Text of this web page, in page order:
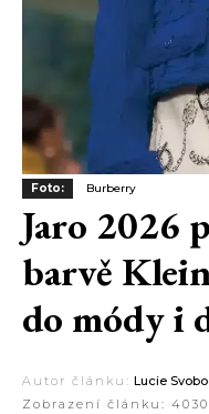
Foto: Burberry
Jaro 2026
barvě
do módy i
Autor článku: Lucie
Zobrazení článku: